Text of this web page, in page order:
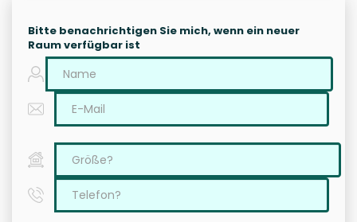
Bitte benachrichtigen Sie mich, wenn ein neuer
Raum verfügbar ist